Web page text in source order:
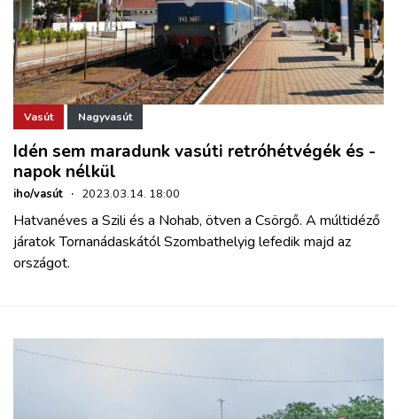
Vasút Nagyvasút
Idén sem maradunk vasúti retróhétvégék és -
napok nélkül
iho/vasút · 2023.03.14. 18:00
Hatvanéves a Szili és a Nohab, ötven a Csörgő. A múltidéző
járatok Tornanádaskától Szombathelyig lefedik majd az
országot.